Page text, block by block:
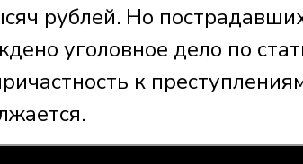
рублей. Но
уголовное дело по
к